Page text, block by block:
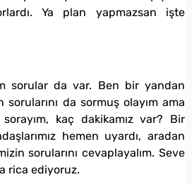
Ya plan yapmazsan işte
sorular da var. Ben bir yandan
da sormuş olayım ama
kaç dakikamız var? Bir
hemen uyardı, aradan
sorularını cevaplayalım. Seve
rica ediyoruz.